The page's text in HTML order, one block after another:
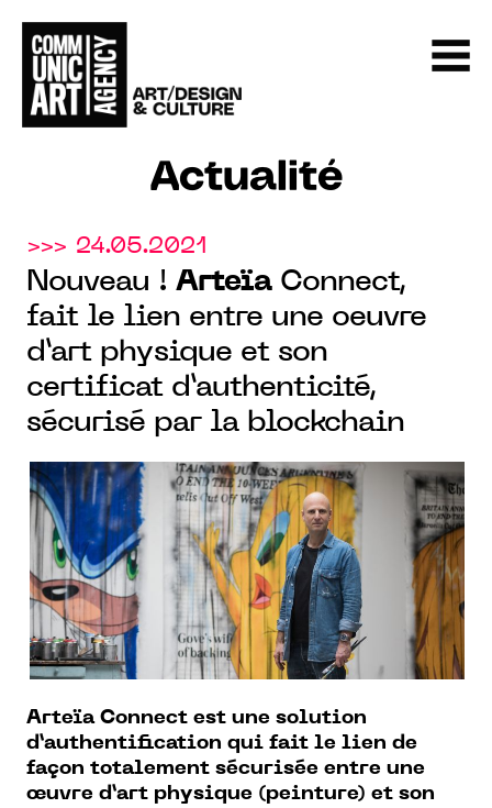
Actualité
>>> 24.05.2021
Nouveau ! ArteïaConnect,
fait le lien entre une oeuvre
d’art physique et son
certificat d’authenticité,
sécurisé par la blockchain
Arteïa Connect est une solution
d’authentification qui fait le lien de
façon totalement sécurisée entre une
œuvre d’art physique (peinture) et son